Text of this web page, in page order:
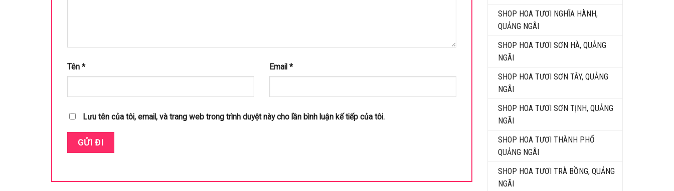
SHOP HOA TƯƠI NGHĨA HÀNH,
QUẢNG NGÃI
SHOP HOA TƯƠI SƠN HÀ, QUẢNG
NGÃI
SHOP HOA TƯƠI SƠN TÂY, QUẢNG
NGÃI
SHOP HOA TƯƠI SƠN TỊNH, QUẢNG
NGÃI
SHOP HOA TƯƠI THÀNH PHỐ
QUẢNG NGÃI
SHOP HOA TƯƠI TRÀ BỒNG, QUẢNG
NGÃI
Tên * Email *
Lưu tên của tôi, email, và trang web trong trình duyệt này cho lần bình luận kế tiếp của tôi.